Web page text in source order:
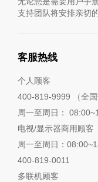
支持团队将安排亲切
客服热线
个人顾客
400-819-9999 （全国
周一至周日：
电视/显示器商用顾客
周一至周日：
400-819-0011
多联机顾客